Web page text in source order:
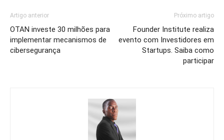
Artigo anterior
OTAN investe 30 milhões para
implementar mecanismos de
cibersegurança
Próximo artigo
Founder Institute realiza
evento com Investidores em
Startups. Saiba como
participar